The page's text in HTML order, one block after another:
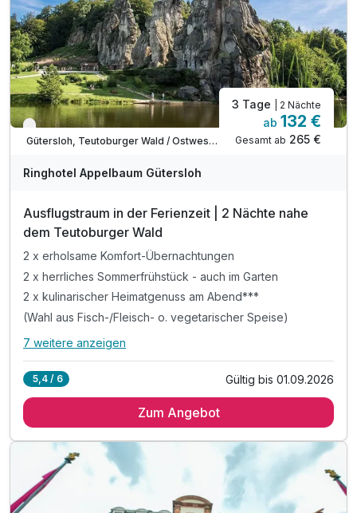
Nur noch bis August
Gütersloh, Teutoburger Wald / Ostwestfalen
3 Tage | 2 Nächte
ab 132 €
Gesamt ab 265 €
Ringhotel Appelbaum Gütersloh
Ausflugstraum in der Ferienzeit | 2 Nächte nahe
dem Teutoburger Wald
2 x erholsame Komfort-Übernachtungen
2 x herrliches Sommerfrühstück - auch im Garten
2 x kulinarischer Heimatgenuss am Abend***
(Wahl aus Fisch-/Fleisch- o. vegetarischer Speise)
Alle Inklusivleistungen
2 x herrliches Sommerfrühstück - auch im Garten
(Wahl aus Fisch-/Fleisch- o. vegetarischer Speise)
inkl. Mineralwasser und Apfel auf Ihrem Zimmer
inkl. Kartenmaterial und Insiderinfos
7 weitere anzeigen
5,4 / 6 Gültig bis 01.09.2026
Zum Angebot